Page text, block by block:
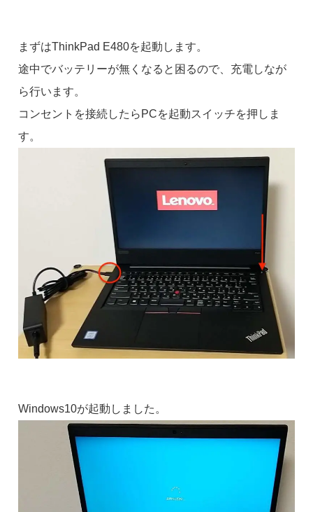
まずはThinkPad E480を起動します。
途中でバッテリーが無くなると困るので、充電しなが
ら行います。
コンセントを接続したらPCを起動スイッチを押しま
す。
Windows10が起動しました。